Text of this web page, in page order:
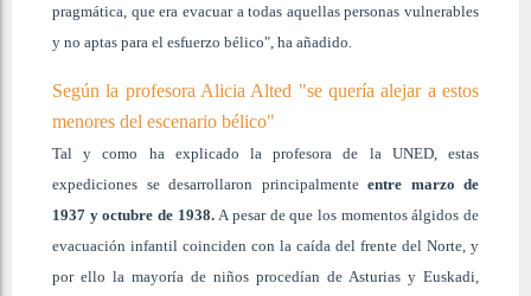
pragmática, que era evacuar a todas aquellas personas vulnerables
y no aptas para el esfuerzo bélico", ha añadido.
Según la profesora Alicia Alted "se quería alejar a estos
menores del escenario bélico"
Tal y como ha explicado la profesora de la UNED, estas
expediciones se desarrollaron principalmente entre marzo de
1937 y octubre de 1938. A pesar de que los momentos álgidos de
evacuación infantil coinciden con la caída del frente del Norte, y
por ello la mayoría de niños procedían de Asturias y Euskadi,